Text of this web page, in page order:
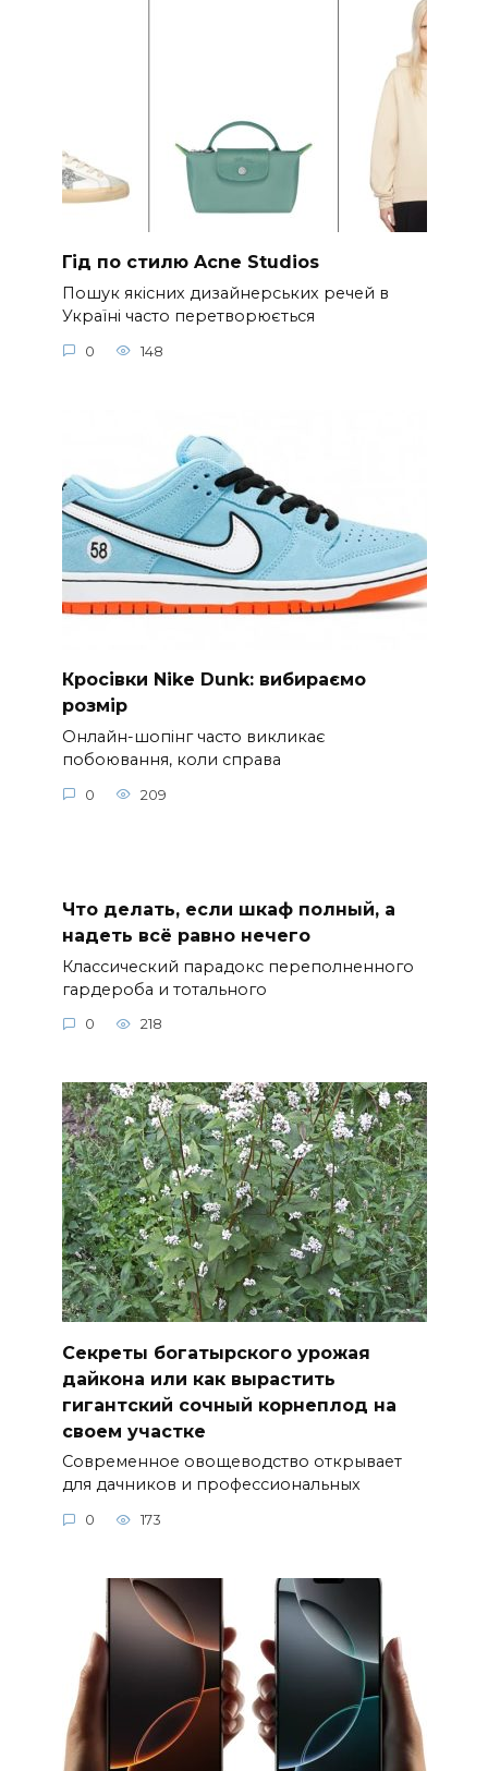
Гід по стилю Acne Studios
Пошук якісних дизайнерських речей в
Україні часто перетворюється
0 148
Кросівки Nike Dunk: вибираємо
розмір
Онлайн-шопінг часто викликає
побоювання, коли справа
0 209
Что делать, если шкаф полный, а
надеть всё равно нечего
Классический парадокс переполненного
гардероба и тотального
0 218
Секреты богатырского урожая
дайкона или как вырастить
гигантский сочный корнеплод на
своем участке
Современное овощеводство открывает
для дачников и профессиональных
0 173